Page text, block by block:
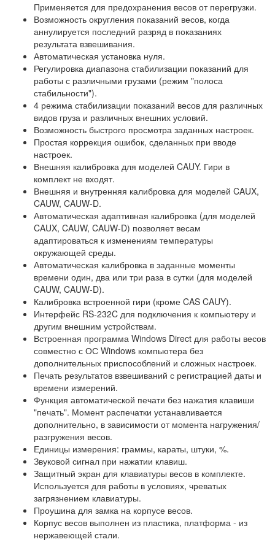
Применяется для предохранения весов от перегрузки.
Возможность округления показаний весов, когда
аннулируется последний разряд в показаниях
результата взвешивания.
Автоматическая установка нуля.
Регулировка диапазона стабилизации показаний для
работы с различными грузами (режим "полоса
стабильности").
4 режима стабилизации показаний весов для различных
видов груза и различных внешних условий.
Возможность быстрого просмотра заданных настроек.
Простая коррекция ошибок, сделанных при вводе
настроек.
Внешняя калибровка для моделей CAUY. Гири в
комплект не входят.
Внешняя и внутренняя калибровка для моделей CAUX,
CAUW, CAUW-D.
Автоматическая адаптивная калибровка (для моделей
CAUX, CAUW, CAUW-D) позволяет весам
адаптироваться к изменениям температуры
окружающей среды.
Автоматическая калибровка в заданные моменты
времени один, два или три раза в сутки (для моделей
CAUW, CAUW-D).
Калибровка встроенной гири (кроме CAS CAUY).
Интерфейс RS-232C для подключения к компьютеру и
другим внешним устройствам.
Встроенная программа Windows Direct для работы весов
совместно с ОС Windows компьютера без
дополнительных приспособлений и сложных настроек.
Печать результатов взвешиваний с регистрацией даты и
времени измерений.
Функция автоматической печати без нажатия клавиши
"печать". Момент распечатки устанавливается
дополнительно, в зависимости от момента нагружения/
разгружения весов.
Единицы измерения: граммы, караты, штуки, %.
Звуковой сигнал при нажатии клавиш.
Защитный экран для клавиатуры весов в комплекте.
Используется для работы в условиях, чреватых
загрязнением клавиатуры.
Проушина для замка на корпусе весов.
Корпус весов выполнен из пластика, платформа - из
нержавеющей стали.